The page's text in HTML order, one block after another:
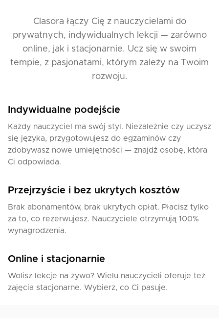
Clasora łączy Cię z nauczycielami do
prywatnych, indywidualnych lekcji — zarówno
online, jak i stacjonarnie. Ucz się w swoim
tempie, z pasjonatami, którym zależy na Twoim
rozwoju.
Indywidualne podejście
Każdy nauczyciel ma swój styl. Niezależnie czy uczysz
się języka, przygotowujesz do egzaminów czy
zdobywasz nowe umiejętności — znajdź osobę, która
Ci odpowiada.
Przejrzyście i bez ukrytych kosztów
Brak abonamentów, brak ukrytych opłat. Płacisz tylko
za to, co rezerwujesz. Nauczyciele otrzymują 100%
wynagrodzenia.
Online i stacjonarnie
Wolisz lekcje na żywo? Wielu nauczycieli oferuje też
zajęcia stacjonarne. Wybierz, co Ci pasuje.